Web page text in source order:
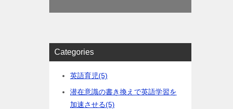
Categories
英語育児(5)
潜在意識の書き換えで英語学習を
加速させる(5)